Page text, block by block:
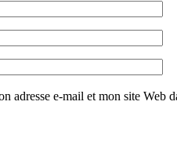
adresse e-mail et mon site Web